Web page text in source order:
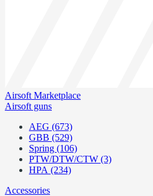
Airsoft Marketplace
Airsoft guns
AEG (673)
GBB (529)
Spring (106)
PTW/DTW/CTW (3)
HPA (234)
Accessories